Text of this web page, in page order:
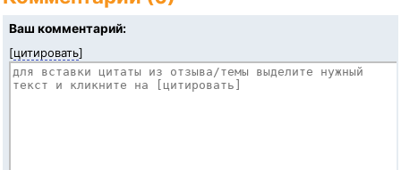
Ваш комментарий:
[цитировать]